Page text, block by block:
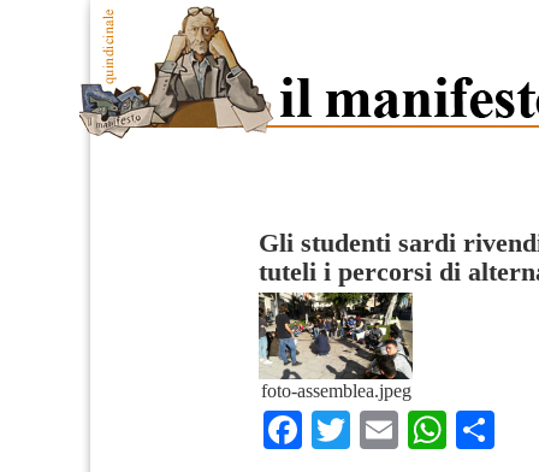
Gli studenti sardi
tuteli i percorsi di
foto-assemblea.jpeg
Facebook
TwitterEmail